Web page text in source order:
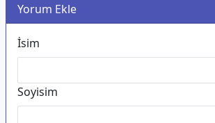
Yorum Ekle
İsim
Soyisim